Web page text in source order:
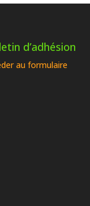
d’adhésion
au formulaire